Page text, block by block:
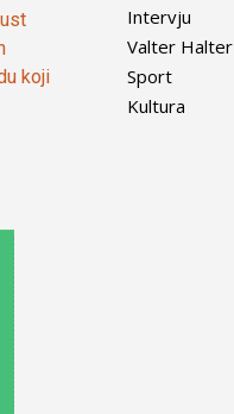
koji
Intervju
Valter Halter
Sport
Kultura